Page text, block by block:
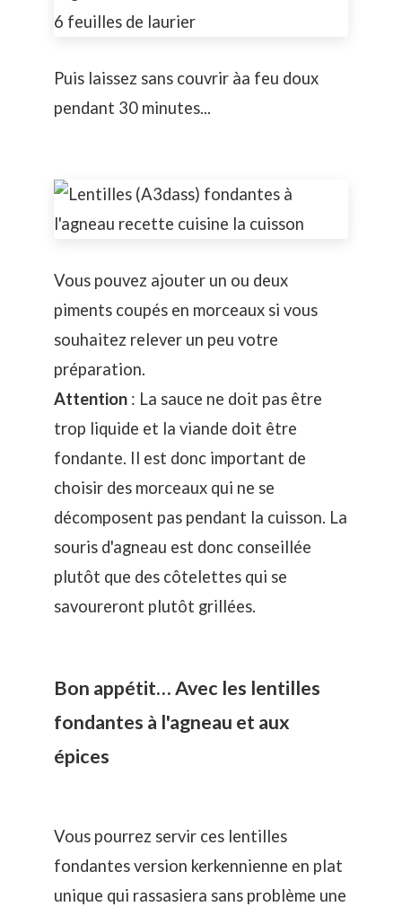
Puis laissez sans couvrir àa feu doux
pendant 30 minutes...
Vous pouvez ajouter un ou deux
piments coupés en morceaux si vous
souhaitez relever un peu votre
préparation.
Attention : La sauce ne doit pas être
trop liquide et la viande doit être
fondante. Il est donc important de
choisir des morceaux qui ne se
décomposent pas pendant la cuisson. La
souris d'agneau est donc conseillée
plutôt que des côtelettes qui se
savoureront plutôt grillées.
Bon appétit… Avec les lentilles
fondantes à l'agneau et aux
épices
Vous pourrez servir ces lentilles
fondantes version kerkennienne en plat
unique qui rassasiera sans problème une